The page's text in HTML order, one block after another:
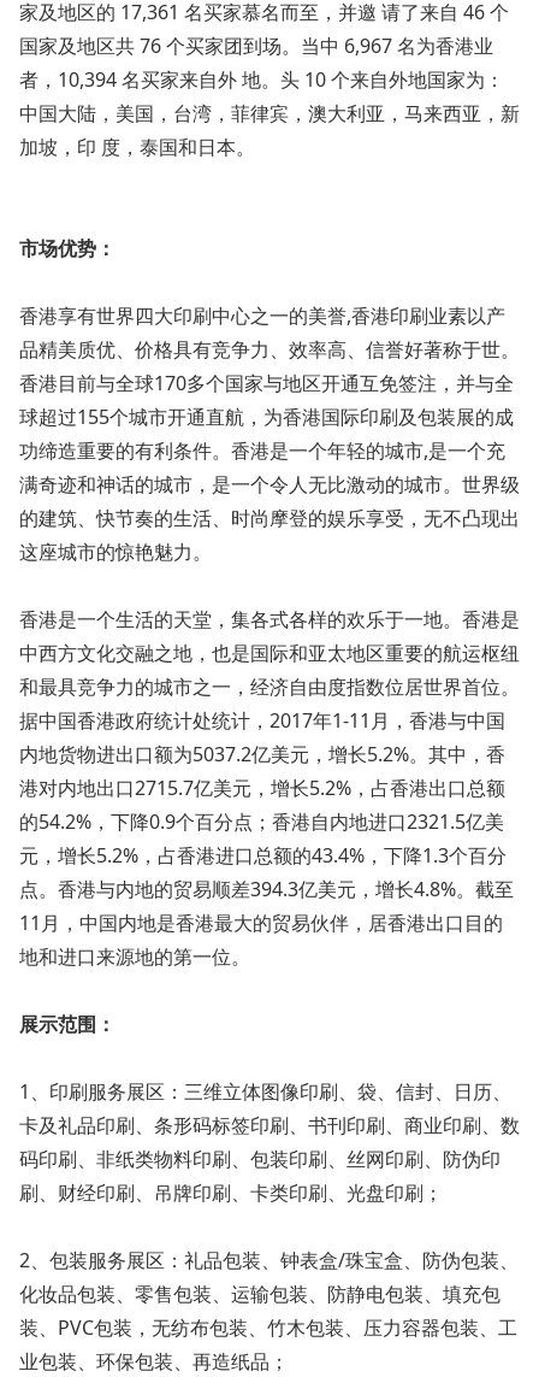
家及地区的 17,361 名买家慕名而至，并邀 请了来自 46 个
国家及地区共 76 个买家团到场。当中 6,967 名为香港业
者，10,394 名买家来自外 地。头 10 个来自外地国家为：
中国大陆，美国，台湾，菲律宾，澳大利亚，马来西亚，新
加坡，印 度，泰国和日本。
市场优势：
香港享有世界四大印刷中心之一的美誉,香港印刷业素以产
品精美质优、价格具有竞争力、效率高、信誉好著称于世。
香港目前与全球170多个国家与地区开通互免签注，并与全
球超过155个城市开通直航，为香港国际印刷及包装展的成
功缔造重要的有利条件。香港是一个年轻的城市,是一个充
满奇迹和神话的城市，是一个令人无比激动的城市。世界级
的建筑、快节奏的生活、时尚摩登的娱乐享受，无不凸现出
这座城市的惊艳魅力。
香港是一个生活的天堂，集各式各样的欢乐于一地。香港是
中西方文化交融之地，也是国际和亚太地区重要的航运枢纽
和最具竞争力的城市之一，经济自由度指数位居世界首位。
据中国香港政府统计处统计，2017年1-11月，香港与中国
内地货物进出口额为5037.2亿美元，增长5.2%。其中，香
港对内地出口2715.7亿美元，增长5.2%，占香港出口总额
的54.2%，下降0.9个百分点；香港自内地进口2321.5亿美
元，增长5.2%，占香港进口总额的43.4%，下降1.3个百分
点。香港与内地的贸易顺差394.3亿美元，增长4.8%。截至
11月，中国内地是香港最大的贸易伙伴，居香港出口目的
地和进口来源地的第一位。
展示范围：
1、印刷服务展区：三维立体图像印刷、袋、信封、日历、
卡及礼品印刷、条形码标签印刷、书刊印刷、商业印刷、数
码印刷、非纸类物料印刷、包装印刷、丝网印刷、防伪印
刷、财经印刷、吊牌印刷、卡类印刷、光盘印刷；
2、包装服务展区：礼品包装、钟表盒/珠宝盒、防伪包装、
化妆品包装、零售包装、运输包装、防静电包装、填充包
装、PVC包装，无纺布包装、竹木包装、压力容器包装、工
业包装、环保包装、再造纸品；